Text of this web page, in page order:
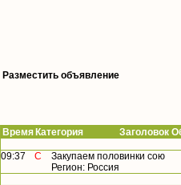
Разместить объявление
Время Категория Заголовок
09:37 С
Закупаем половинки сою
Регион: Россия